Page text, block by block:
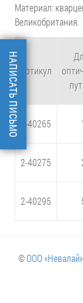
Материал:
Великобритания.
Артикул
7-40265
2-40275
2-40295
©ООО
НАПИСАТЬ ПИСЬМО